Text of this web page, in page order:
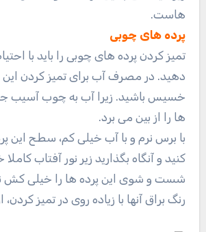
هاست.
پرده های چوبی
تمیز کردن پرده های چوبی را باید با
دهید. در مصرف آب برای تمیز کردن این
خسیس باشید. زیرا آب به چوب آسیب
ها را از بین می برد.
با برس نرم و با آب خیلی کم، سطح این
کنید و آنگاه بگذارید زیر نور آفتاب
شست و شوی این پرده ها را خیلی کش
رنگ براق آنها با زیاده روی در تمیز